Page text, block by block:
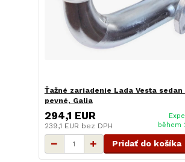
Ťažné zariadenie Lada Vesta sedan
pevné, Galia
294,1 EUR
239,1 EUR bez DPH
během
Pridať do košíka